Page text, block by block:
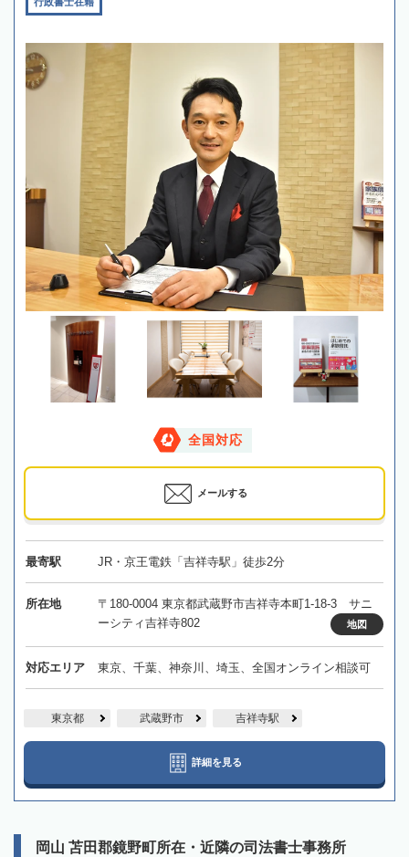
行政書士在籍
全国対応
メールする
最寄駅 JR・京王電鉄「吉祥寺駅」徒歩2分
所在地
〒180-0004 東京都武蔵野市吉祥寺本町1-18-3 サニ
ーシティ吉祥寺802
地図
対応エリア 東京、千葉、神奈川、埼玉、全国オンライン相談可
東京都 武蔵野市 吉祥寺駅
詳細を見る
岡山 苫田郡鏡野町所在・近隣の司法書士事務所